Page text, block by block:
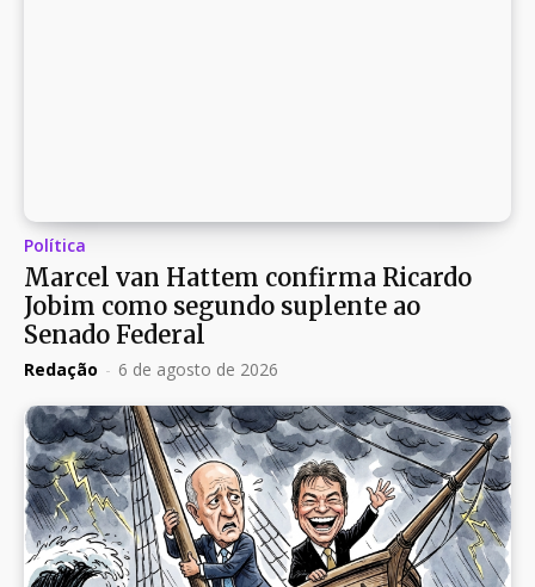
Política
Marcel van Hattem confirma Ricardo
Jobim como segundo suplente ao
Senado Federal
Redação - 6 de agosto de 2026